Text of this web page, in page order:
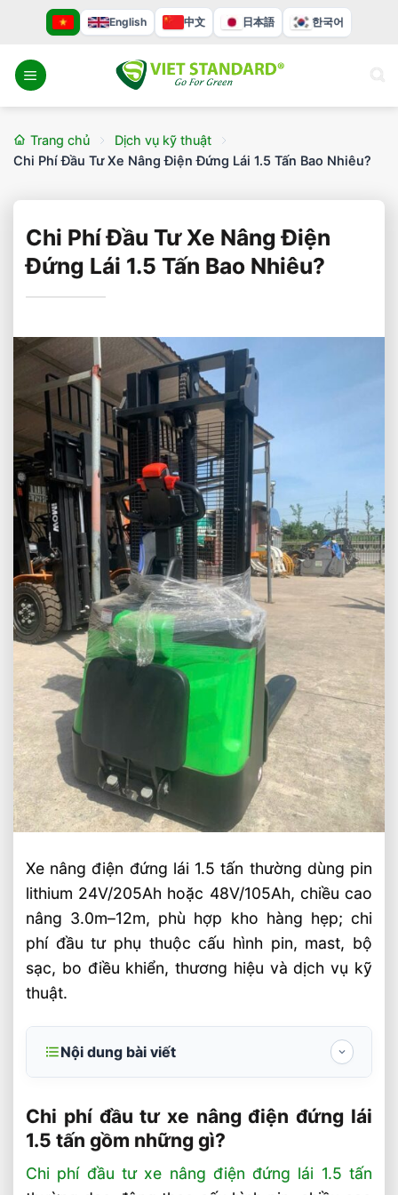
nội
dung
English 中文 日本語 한국어
Trang chủ
Dịch vụ kỹ thuật
Chi Phí Đầu Tư Xe Nâng Điện Đứng Lái 1.5 Tấn Bao Nhiêu?
Chi Phí Đầu Tư Xe Nâng Điện
Đứng Lái 1.5 Tấn Bao Nhiêu?
Xe nâng điện đứng lái 1.5 tấn thường dùng pin
lithium 24V/205Ah hoặc 48V/105Ah, chiều cao
nâng 3.0m–12m, phù hợp kho hàng hẹp; chi
phí đầu tư phụ thuộc cấu hình pin, mast, bộ
sạc, bo điều khiển, thương hiệu và dịch vụ kỹ
thuật.
Nội dung bài viết
tấn gồm những gì?
1. Các thành phần tạo nên tổng mức đầu
tư
Chi phí đầu tư xe nâng điện đứng lái
1.5 tấn gồm những gì?
Chi phí đầu tư xe nâng điện đứng lái 1.5 tấn